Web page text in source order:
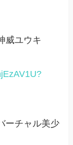
ユウキ
チャル美少